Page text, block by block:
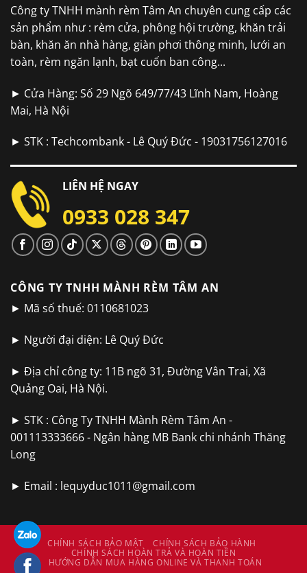
Công ty TNHH mành rèm Tâm An chuyên cung cấp các
sản phẩm như : rèm cửa, phông hội trường, khăn trải
bàn, khăn ăn nhà hàng, giàn phơi thông minh, lưới an
toàn, rèm ngăn lạnh, bạt cuốn ban công...
► Cửa Hàng: Số 29 Ngõ 649/77/43 Lĩnh Nam, Hoàng
Mai, Hà Nội
► STK : Techcombank - Lê Quý Đức - 19031756127016
LIÊN HỆ NGAY
0933 028 347
CÔNG TY TNHH MÀNH RÈM TÂM AN
► Mã số thuế: 0110681023
► Người đại diện: Lê Quý Đức
► Địa chỉ công ty: 11B ngõ 31, Đường Vân Trai, Xã
Quảng Oai, Hà Nội.
► STK : Công Ty TNHH Mành Rèm Tâm An -
001113333666 - Ngân hàng MB Bank chi nhánh Thăng
Long
► Email : lequyduc1011@gmail.com
CHÍNH SÁCH BẢO MẬT
CHÍNH SÁCH BẢO HÀNH
CHÍNH SÁCH HOÀN TRẢ VÀ HOÀN TIỀN
HƯỚNG DẪN MUA HÀNG ONLINE VÀ THANH TOÁN